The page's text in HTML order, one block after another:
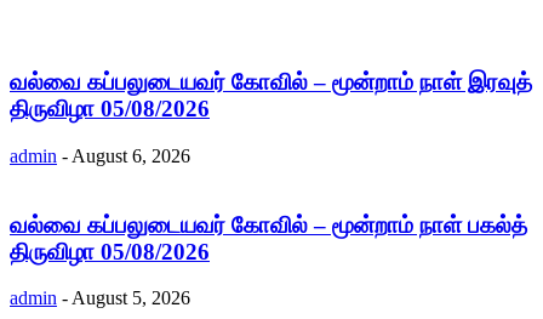
வல்வை கப்பலுடையவர் கோவில் – மூன்றாம் நாள் இரவுத்
திருவிழா 05/08/2026
admin - August 6, 2026
வல்வை கப்பலுடையவர் கோவில் – மூன்றாம் நாள் பகல்த்
திருவிழா 05/08/2026
admin - August 5, 2026